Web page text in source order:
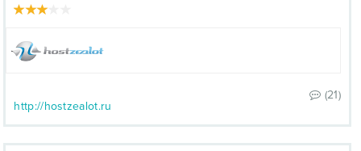
(21)
http://hostzealot.ru